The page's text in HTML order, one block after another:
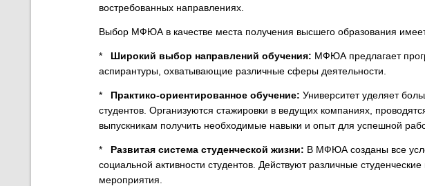
востребованных направлениях.
Выбор МФЮА в качестве места получения высшего образования
* Широкий выбор направлений обучения: МФЮА предлагает
аспирантуры, охватывающие различные сферы деятельности.
* Практико-ориентированное обучение: Университет уделяет
студентов. Организуются стажировки в ведущих компаниях,
выпускникам получить необходимые навыки и опыт для успешной
* Развитая система студенческой жизни: В МФЮА созданы все
социальной активности студентов. Действуют различные
мероприятия.